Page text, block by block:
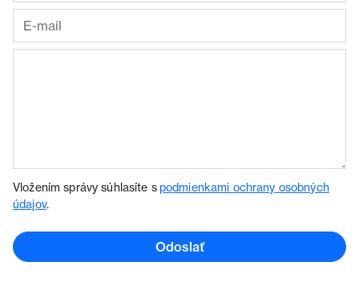
Vložením správy súhlasíte spodmienkami ochrany osobných
údajov.
Odoslať